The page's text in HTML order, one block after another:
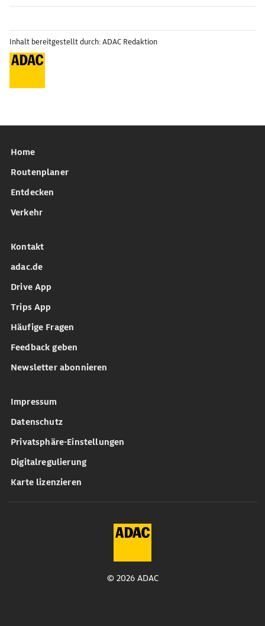
Inhalt bereitgestellt durch: ADAC Redaktion
Home
Routenplaner
Entdecken
Verkehr
Kontakt
adac.de
Drive App
Trips App
Häufige Fragen
Feedback geben
Newsletter abonnieren
Impressum
Datenschutz
Privatsphäre-Einstellungen
Digitalregulierung
Karte lizenzieren
© 2026 ADAC